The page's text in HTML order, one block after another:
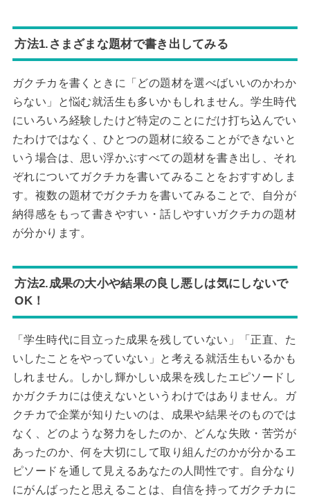
方法1.さまざまな題材で書き出してみる
ガクチカを書くときに「どの題材を選べばいいのかわか
らない」と悩む就活生も多いかもしれません。学生時代
にいろいろ経験したけど特定のことにだけ打ち込んでい
たわけではなく、ひとつの題材に絞ることができないと
いう場合は、思い浮かぶすべての題材を書き出し、それ
ぞれについてガクチカを書いてみることをおすすめしま
す。複数の題材でガクチカを書いてみることで、自分が
納得感をもって書きやすい・話しやすいガクチカの題材
が分かります。
方法2.成果の大小や結果の良し悪しは気にしないで
OK！
「学生時代に目立った成果を残していない」「正直、た
いしたことをやっていない」と考える就活生もいるかも
しれません。しかし輝かしい成果を残したエピソードし
かガクチカには使えないというわけではありません。ガ
クチカで企業が知りたいのは、成果や結果そのものでは
なく、どのような努力をしたのか、どんな失敗・苦労が
あったのか、何を大切にして取り組んだのかが分かるエ
ピソードを通して見えるあなたの人間性です。自分なり
にがんばったと思えることは、自信を持ってガクチカに